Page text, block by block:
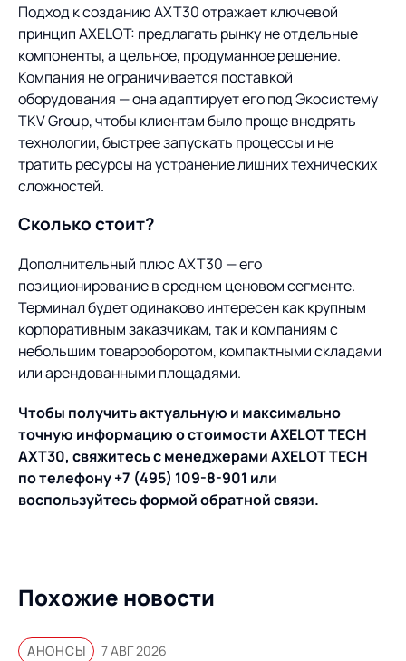
Подход к созданию AXT30 отражает ключевой
принцип AXELOT: предлагать рынку не отдельные
компоненты, а цельное, продуманное решение.
Компания не ограничивается поставкой
оборудования — она адаптирует его под Экосистему
TKV Group, чтобы клиентам было проще внедрять
технологии, быстрее запускать процессы и не
тратить ресурсы на устранение лишних технических
сложностей.
Сколько стоит?
Дополнительный плюс AXT30 — его
позиционирование в среднем ценовом сегменте.
Терминал будет одинаково интересен как крупным
корпоративным заказчикам, так и компаниям с
небольшим товарооборотом, компактными складами
или арендованными площадями.
Чтобы получить актуальную и максимально
точную информацию о стоимости AXELOTTECH
AXT30, свяжитесь с менеджерами AXELOT TECH
по телефону +7 (495) 109-8-901 или
воспользуйтесь формой обратной связи.
Похожие новости
АНОНСЫ 7 АВГ 2026